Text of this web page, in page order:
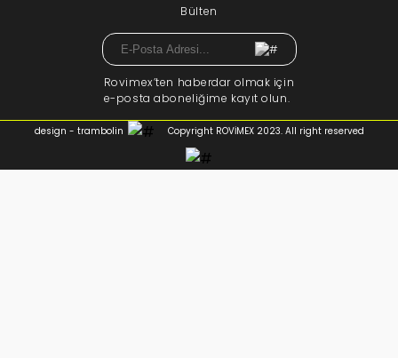
Bülten
Rovimex’ten haberdar olmak için
e-posta aboneliğime kayıt olun.
design - trambolin Copyright ROVİMEX 2023. All right reserved